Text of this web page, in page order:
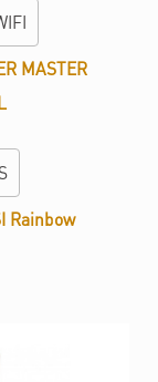
MASTER
Rainbow